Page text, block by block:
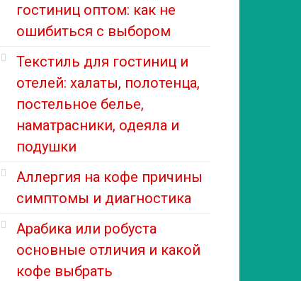
гостиниц оптом: как не
ошибиться с выбором
Текстиль для гостиниц и
отелей: халаты, полотенца,
постельное белье,
наматрасники, одеяла и
подушки
Аллергия на кофе причины
симптомы и диагностика
Арабика или робуста
основные отличия и какой
кофе выбрать